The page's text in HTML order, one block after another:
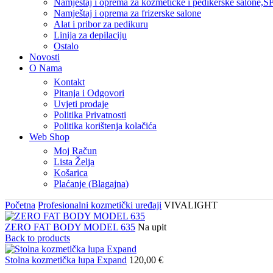
Namještaj i oprema za kozmetičke i pedikerske
Namještaj i oprema za frizerske salone
Alat i pribor za pedikuru
Linija za depilaciju
Ostalo
Novosti
O Nama
Kontakt
Pitanja i Odgovori
Uvjeti prodaje
Politika Privatnosti
Politika korištenja kolačića
Web Shop
Moj Račun
Lista Želja
Košarica
Plaćanje (Blagajna)
Početna Profesionalni kozmetički uređaji VIVALIGHT
ZERO FAT BODY MODEL 635 Na upit
Back to products
Stolna kozmetička lupa Expand 120,00 €